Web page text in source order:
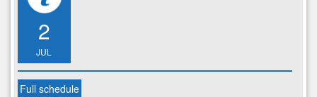
2
JUL
Full schedule